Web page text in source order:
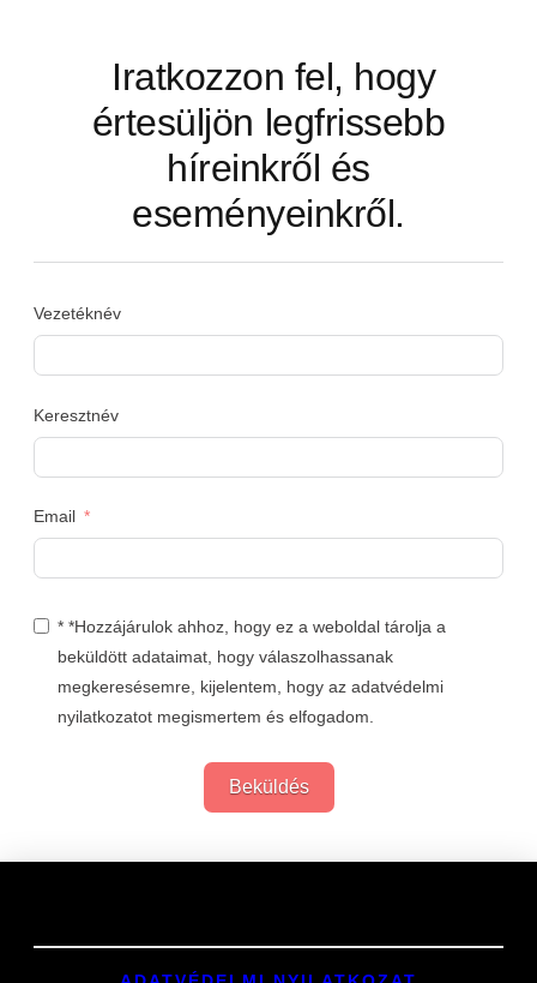
Iratkozzon fel, hogy
értesüljön legfrissebb
híreinkről és
eseményeinkről.
Vezetéknév
Keresztnév
Email
* *Hozzájárulok ahhoz, hogy ez a weboldal tárolja a
beküldött adataimat, hogy válaszolhassanak
megkeresésemre, kijelentem, hogy az adatvédelmi
nyilatkozatot megismertem és elfogadom.
Beküldés